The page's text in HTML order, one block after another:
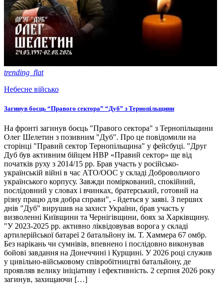
trending_flat
Небесне військо
Загинув боєць “Правого сектора” “Дуб” з Тернопільщини
На фронті загинув боєць "Правого сектора" з Тернопільщини
Олег Шелетин з позивним "Дуб". Про це повідомили на
сторінці "Правий сектор Тернопільщина" у фейсбуці. "Друг
Дуб був активним бійцем НВР «Правий сектор» ще від
початків руху з 2014/15 рр. Брав участь у російсько-
українській війні в час АТО/ООС у складі Добровольчого
українського корпусу. Завжди поміркований, спокійний,
послідовний у словах і вчинках, братерський, готовий на
різну працю для добра справи", - йдеться у заяві. З перших
днів "Дуб" вирушив на захист України, брав участь у
визволенні Київщини та Чернігівщини, боях за Харківщину.
"У 2023-2025 рр. активно ліквідовував ворога у складі
артилерійської батареї 2 батальйону ім. Т. Хаммера 67 омбр.
Без нарікань чи сумнівів, впевнено і послідовно виконував
бойові завдання на Донеччині і Курщині. У 2026 році служив
у цивільно-військовому співробітництві батальйону, де
проявляв велику ініціативу і ефективність. 2 серпня 2026 року
загинув, захищаючи […]